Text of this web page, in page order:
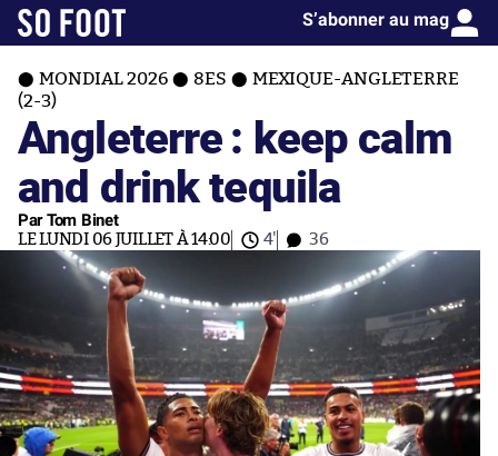
S’abonner au mag
MONDIAL 2026 8ES
MEXIQUE-ANGLETERRE
(2-3)
Angleterre : keep calm
and drink tequila
Par Tom Binet
LE LUNDI 06 JUILLET À 14:00 4' 36